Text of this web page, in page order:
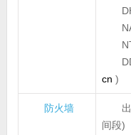
cn )
防火墙
间段)